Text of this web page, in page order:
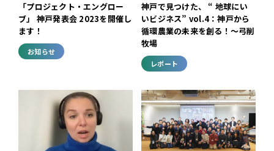
「プロジェクト・エングロー
ブ」 神戸発表会 2023を開催し
ます！
お知らせ
神戸で見つけた、 “ 地球にい
いビジネス” vol.4：神戸から
循環農業の未来を創る！〜弓削
牧場
レポート